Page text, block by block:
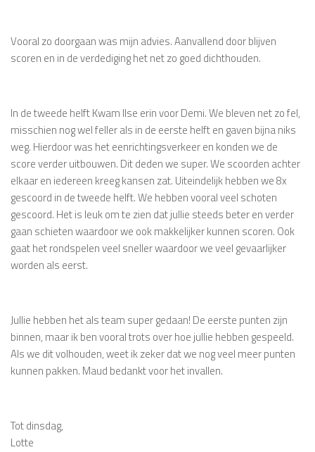
Vooral zo doorgaan was mijn advies. Aanvallend door blijven
scoren en in de verdediging het net zo goed dichthouden.
In de tweede helft Kwam Ilse erin voor Demi. We bleven net zo fel,
misschien nog wel feller als in de eerste helft en gaven bijna niks
weg. Hierdoor was het eenrichtingsverkeer en konden we de
score verder uitbouwen. Dit deden we super. We scoorden achter
elkaar en iedereen kreeg kansen zat. Uiteindelijk hebben we 8x
gescoord in de tweede helft. We hebben vooral veel schoten
gescoord. Het is leuk om te zien dat jullie steeds beter en verder
gaan schieten waardoor we ook makkelijker kunnen scoren. Ook
gaat het rondspelen veel sneller waardoor we veel gevaarlijker
worden als eerst.
Jullie hebben het als team super gedaan! De eerste punten zijn
binnen, maar ik ben vooral trots over hoe jullie hebben gespeeld.
Als we dit volhouden, weet ik zeker dat we nog veel meer punten
kunnen pakken. Maud bedankt voor het invallen.
Tot dinsdag,
Lotte